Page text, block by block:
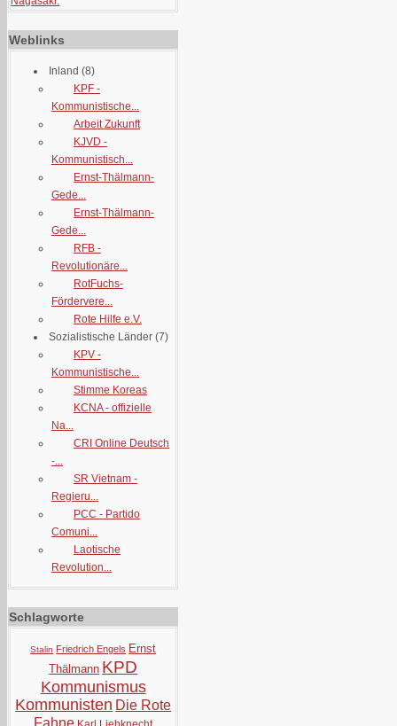
Weblinks
Inland (8)
KPF -
Kommunistische...
Arbeit Zukunft
KJVD -
Kommunistisch...
Ernst-Thälmann-
Gede...
Ernst-Thälmann-
Gede...
RFB -
Revolutionäre...
RotFuchs-
Fördervere...
Rote Hilfe e.V.
Sozialistische Länder (7)
KPV -
Kommunistische...
Stimme Koreas
KCNA - offizielle
Na...
CRI Online Deutsch
-...
SR Vietnam -
Regieru...
PCC - Partido
Comuni...
Laotische
Revolution...
Schlagworte
Stalin Friedrich Engels Ernst
Thälmann KPD
Kommunismus
Kommunisten Die Rote
Fahne